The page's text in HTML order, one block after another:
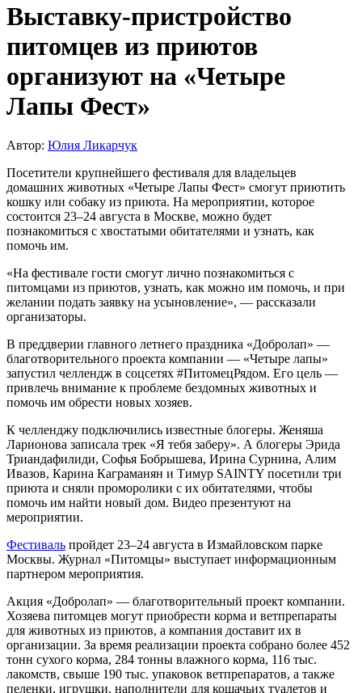
Выставку-пристройство
питомцев из приютов
организуют на «Четыре
Лапы Фест»
Автор: Юлия Ликарчук
Посетители крупнейшего фестиваля для владельцев
домашних животных «Четыре Лапы Фест» смогут приютить
кошку или собаку из приюта. На мероприятии, которое
состоится 23–24 августа в Москве, можно будет
познакомиться с хвостатыми обитателями и узнать, как
помочь им.
«На фестивале гости смогут лично познакомиться с
питомцами из приютов, узнать, как можно им помочь, и при
желании подать заявку на усыновление», — рассказали
организаторы.
В преддверии главного летнего праздника «Добролап» —
благотворительного проекта компании — «Четыре лапы»
запустил челлендж в соцсетях #ПитомецРядом. Его цель —
привлечь внимание к проблеме бездомных животных и
помочь им обрести новых хозяев.
К челленджу подключились известные блогеры. Женяша
Ларионова записала трек «Я тебя заберу». А блогеры Эрида
Триандафилиди, Софья Бобрышева, Ирина Сурнина, Алим
Ивазов, Карина Каграманян и Тимур SAINTY посетили три
приюта и сняли проморолики с их обитателями, чтобы
помочь им найти новый дом. Видео презентуют на
мероприятии.
Фестиваль пройдет 23–24 августа в Измайловском парке
Москвы. Журнал «Питомцы» выступает информационным
партнером мероприятия.
Акция «Добролап» — благотворительный проект компании.
Хозяева питомцев могут приобрести корма и ветпрепараты
для животных из приютов, а компания доставит их в
организации. За время реализации проекта собрано более 452
тонн сухого корма, 284 тонны влажного корма, 116 тыс.
лакомств, свыше 190 тыс. упаковок ветпрепаратов, а также
пеленки, игрушки, наполнители для кошачьих туалетов и